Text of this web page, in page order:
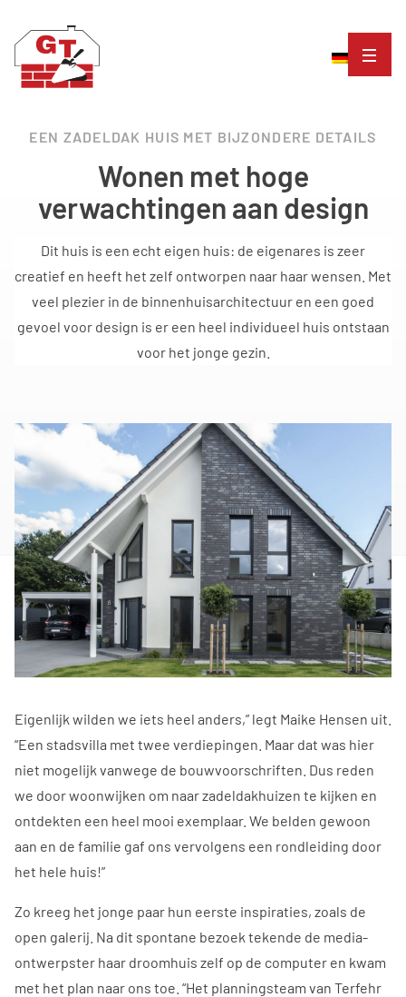
EEN ZADELDAK HUIS MET BIJZONDERE DETAILS
Wonen met hoge
verwachtingen aan design
Dit huis is een echt eigen huis: de eigenares is zeer
creatief en heeft het zelf ontworpen naar haar wensen. Met
veel plezier in de binnenhuisarchitectuur en een goed
gevoel voor design is er een heel individueel huis ontstaan
voor het jonge gezin.
Eigenlijk wilden we iets heel anders,” legt Maike Hensen uit.
“Een stadsvilla met twee verdiepingen. Maar dat was hier
niet mogelijk vanwege de bouwvoorschriften. Dus reden
we door woonwijken om naar zadeldakhuizen te kijken en
ontdekten een heel mooi exemplaar. We belden gewoon
aan en de familie gaf ons vervolgens een rondleiding door
het hele huis!”
Zo kreeg het jonge paar hun eerste inspiraties, zoals de
open galerij. Na dit spontane bezoek tekende de media-
ontwerpster haar droomhuis zelf op de computer en kwam
met het plan naar ons toe. “Het planningsteam van Terfehr